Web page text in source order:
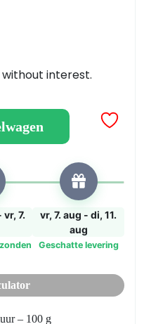
7.
vr, 7. aug - di, 11.
aug
Geschatte levering
– 100 g